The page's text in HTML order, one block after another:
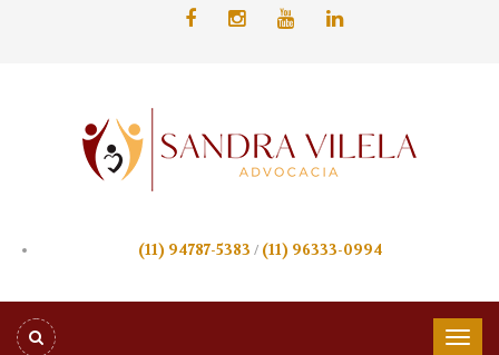
(11) 94787-5383 / (11) 96333-0994